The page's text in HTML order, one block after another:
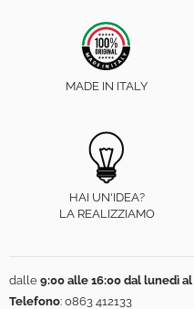
MADE IN ITALY
HAI UN'IDEA?
LA REALIZZIAMO
dalle 9:00 alle 16:00 dal lunedì
Telefono: 0863 412133